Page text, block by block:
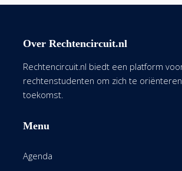
Over Rechtencircuit.nl
Rechtencircuit.nl biedt een platform
rechtenstudenten om zich te
toekomst.
Menu
Agenda